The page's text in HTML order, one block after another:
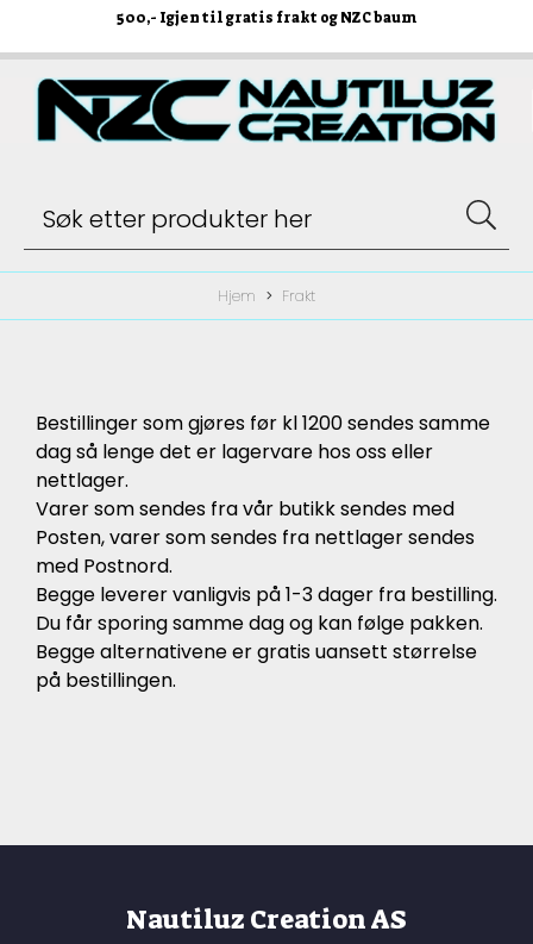
500,- Igjen til gratis frakt og NZC baum
Hjem Frakt
Bestillinger som gjøres før kl 1200 sendes samme
dag så lenge det er lagervare hos oss eller
nettlager.
Varer som sendes fra vår butikk sendes med
Posten, varer som sendes fra nettlager sendes
med Postnord.
Begge leverer vanligvis på 1-3 dager fra bestilling.
Du får sporing samme dag og kan følge pakken.
Begge alternativene er gratis uansett størrelse
på bestillingen.
Nautiluz Creation AS